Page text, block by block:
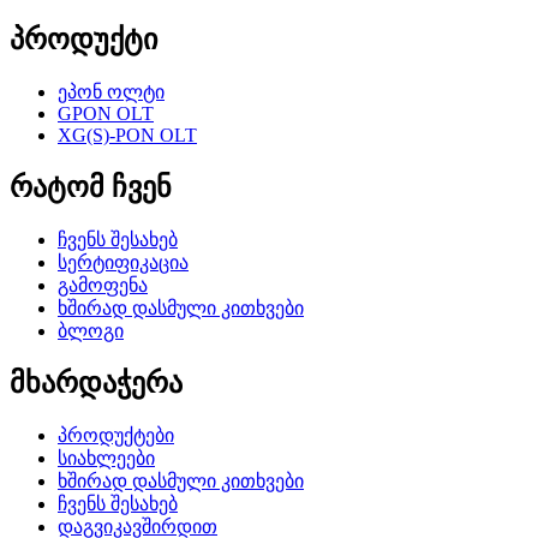
პროდუქტი
ეპონ ოლტი
GPON OLT
XG(S)-PON OLT
რატომ ჩვენ
ჩვენს შესახებ
სერტიფიკაცია
გამოფენა
ხშირად დასმული კითხვები
ბლოგი
მხარდაჭერა
პროდუქტები
სიახლეები
ხშირად დასმული კითხვები
ჩვენს შესახებ
დაგვიკავშირდით